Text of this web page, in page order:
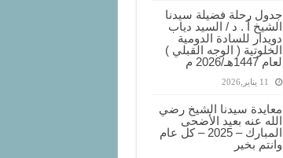
جدول رحلة فضيلة سيدنا
الشيخ أ . د / السيد دياب
دويدار للسادة الدومية
الخلوتية ( الوجه القبلي )
لعام 1447هـ/2026 م
11 يناير,2026
معايدة سيدنا الشيخ رضي
الله عنه بعيد الأضحى
المبارك – 2025 – كل عام
وانتم بخير